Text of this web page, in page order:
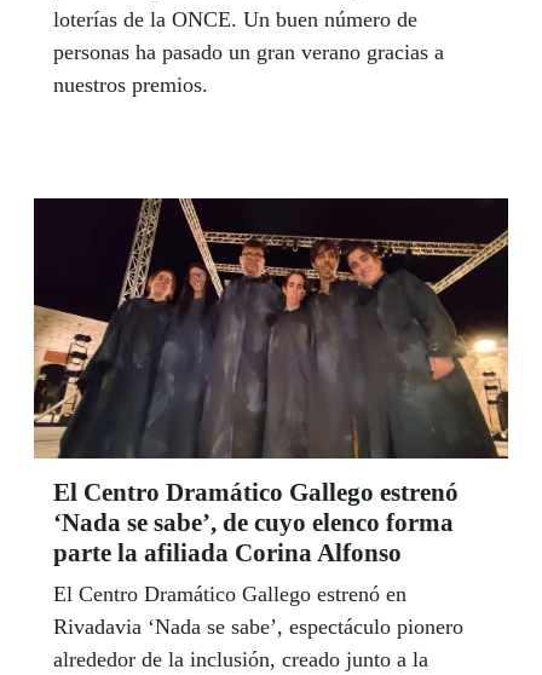
loterías de la ONCE. Un buen número de
personas ha pasado un gran verano gracias a
nuestros premios.
El Centro Dramático Gallego estrenó
‘Nada se sabe’, de cuyo elenco forma
parte la afiliada Corina Alfonso
El Centro Dramático Gallego estrenó en
Rivadavia ‘Nada se sabe’, espectáculo pionero
alrededor de la inclusión, creado junto a la